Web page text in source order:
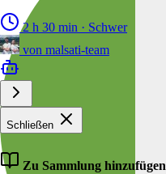
2 h 30 min · Schwer
von malsati-team
Schließen
Zu Sammlung hinzufügen